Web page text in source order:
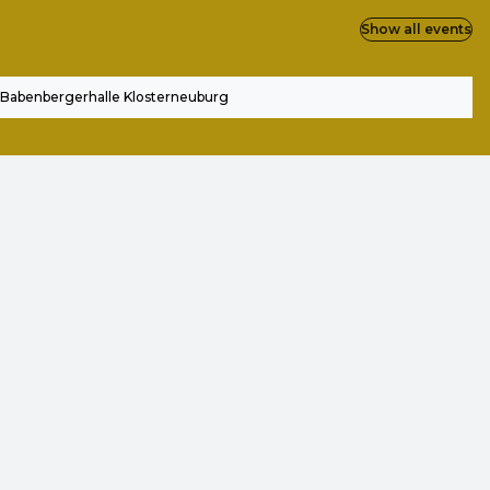
Babenbergerhalle Klosterneuburg
Show all events